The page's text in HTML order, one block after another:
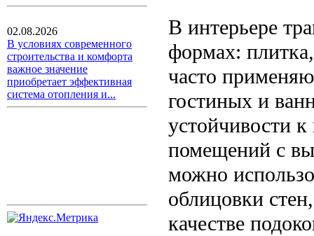
02.08.2026
В условиях современного
строительства и комфорта
важное значение
приобретает эффективная
система отопления и...
В интерьере
формах:
часто
гостиных и
устойчивости к
помещений с
можно
облицовки
качестве